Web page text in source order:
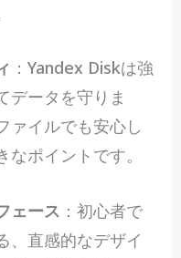
：Yandex Diskは強
データを守りま
ァイルでも安心し
ポイントです。
ェース ：初心者で
、直感的なデザイ